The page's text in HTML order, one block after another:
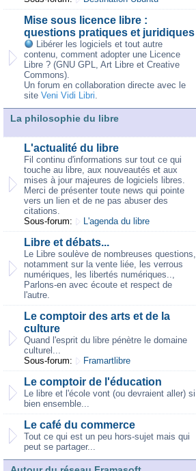
Mise sous licence libre :
questions pratiques et juridiques
Libérer les logiciels et tout autre
contenu, comment adopter une Licence
Libre ? (GNU GPL, Art Libre et Creative
Commons).
Un forum en collaboration directe avec le
site Veni Vidi Libri.
La philosophie du libre
L'actualité du libre
Fil continu d'informations sur tout ce qui
touche au libre, aux nouveautés et aux
mises à jour majeures de logiciels libres.
Merci de présenter toute news qui pointe
vers un lien et de ne pas abuser des
citations.
Sous-forum:
L'agenda du libre
Libre et débats...
Le Libre soulève de nombreuses questions,
notamment sur la vente liée, les verrous
numériques, les libertés numériques..,
Parlons-en avec écoute et respect de
l'autre.
Le comptoir des arts et de la
culture
Quand l'esprit du libre pénètre le domaine
culturel...
Sous-forum:
Framartlibre
Le comptoir de l'éducation
Le libre et l'école vont (ou devraient aller) si
bien ensemble...
Le café du commerce
Tout ce qui est un peu hors-sujet mais qui
peut se partager...